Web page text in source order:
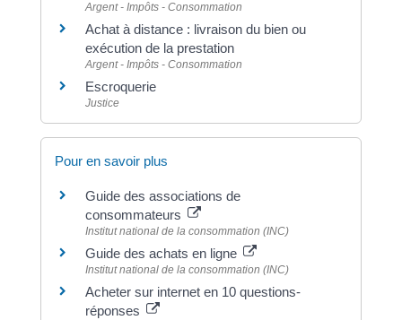
Argent - Impôts - Consommation
Achat à distance : livraison du bien ou
exécution de la prestation
Argent - Impôts - Consommation
Escroquerie
Justice
Pour en savoir plus
Guide des associations de
consommateurs
Institut national de la consommation (INC)
Guide des achats en ligne
Institut national de la consommation (INC)
Acheter sur internet en 10 questions-
réponses